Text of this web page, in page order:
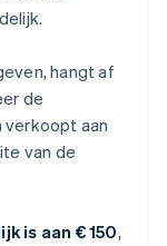
hangt af
de
aan
van de
is aan € 150,